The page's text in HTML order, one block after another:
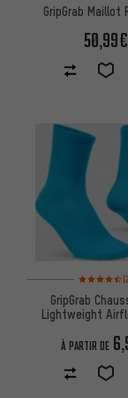
GripGrab Maillot
50,99€
Note
GripGrab
Lightweight
À PARTIR DE